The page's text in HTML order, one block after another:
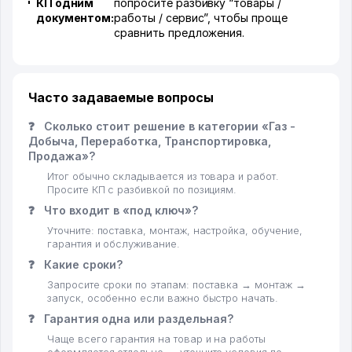
документом:работы / сервис”, чтобы проще
сравнить предложения.
Часто задаваемые вопросы
❓
Сколько стоит решение в категории «Газ -
Добыча, Переработка, Транспортировка,
Продажа»?
Итог обычно складывается из товара и работ.
Просите КП с разбивкой по позициям.
❓ Что входит в «под ключ»?
Уточните: поставка, монтаж, настройка, обучение,
гарантия и обслуживание.
❓ Какие сроки?
Запросите сроки по этапам: поставка → монтаж →
запуск, особенно если важно быстро начать.
❓ Гарантия одна или раздельная?
Чаще всего гарантия на товар и на работы